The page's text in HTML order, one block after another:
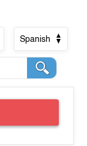
Spanish